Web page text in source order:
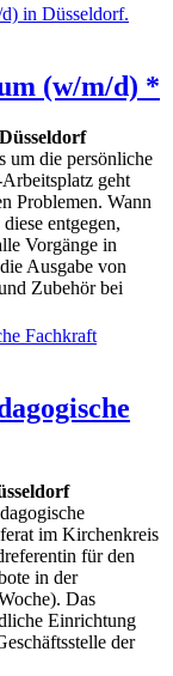
(w/m/d) *
Düsseldorf
um die persönliche
geht
Problemen. Wann
entgegen,
Vorgänge in
Ausgabe von
Zubehör bei
im Kirchenkreis
für den
in der
Das
Einrichtung
der